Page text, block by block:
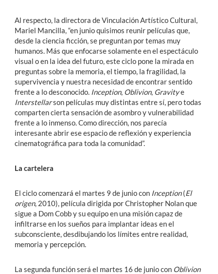
Al respecto, la directora de Vinculación Artístico Cultural,
Mariel Mancilla, “en junio quisimos reunir películas que,
desde la ciencia ficción, se preguntan por temas muy
humanos. Más que enfocarse solamente en el espectáculo
visual o en la idea del futuro, este ciclo pone la mirada en
preguntas sobre la memoria, el tiempo, la fragilidad, la
supervivencia y nuestra necesidad de encontrar sentido
frente a lo desconocido. Inception, Oblivion, Gravitye
Interstellarson películas muy distintas entre sí, pero todas
comparten cierta sensación de asombro y vulnerabilidad
frente a lo inmenso. Como dirección, nos parecía
interesante abrir ese espacio de reflexión y experiencia
cinematográfica para toda la comunidad”.
La cartelera
El ciclo comenzará el martes 9 de junio con Inception(El
origen, 2010), película dirigida por Christopher Nolan que
sigue a Dom Cobb y su equipo en una misión capaz de
infiltrarse en los sueños para implantar ideas en el
subconsciente, desdibujando los límites entre realidad,
memoria y percepción.
La segunda función será el martes 16 de junio con Oblivion